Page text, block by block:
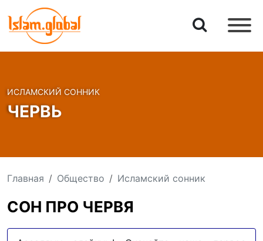
ИСЛАМСКИЙ СОННИК
ЧЕРВЬ
Главная Общество Исламский сонник
СОН ПРО ЧЕРВЯ